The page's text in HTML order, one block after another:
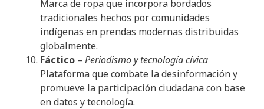
Marca de ropa que incorpora bordados
tradicionales hechos por comunidades
indígenas en prendas modernas distribuidas
globalmente.
Fáctico – Periodismo y tecnología cívica
Plataforma que combate la desinformación y
promueve la participación ciudadana con base
en datos y tecnología.